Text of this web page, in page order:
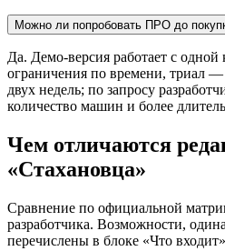
Можно ли попробовать ПРО до
Да. Демо-версия работает с
ограничения по времени, триал
двух недель; по запросу
количество машин и более
Чем отличаются
«Стахановца»
Сравнение по официальной
разработчика. Возможности,
перечислены в блоке «Что